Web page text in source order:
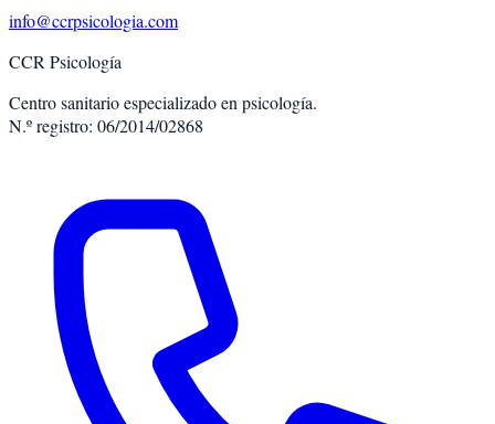
info@ccrpsicologia.com
CCR Psicología
Centro sanitario especializado en psicología.
N.º registro: 06/2014/02868